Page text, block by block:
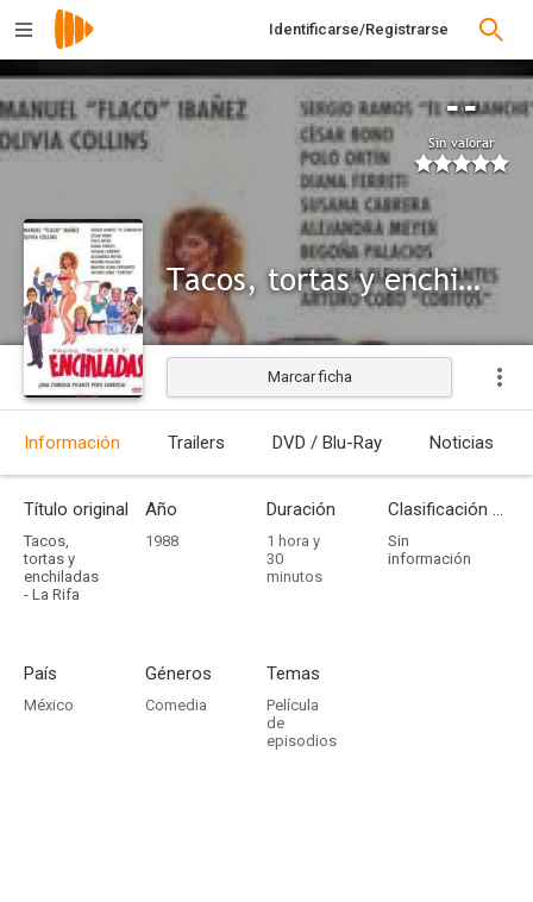
Identificarse/Registrarse
--
Sin valorar
Tacos, tortas y enchiladas
Marcar ficha
Información Trailers DVD / Blu-Ray Noticias
Título original
Tacos,
tortas y
enchiladas
- La Rifa
Año
1988
Duración
1 hora y
30
minutos
Clasificación por edades
Sin
información
País
México
Géneros
Comedia
Temas
Película
de
episodios